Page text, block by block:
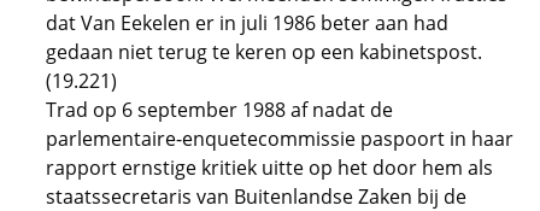
dat Van Eekelen er in juli 1986 beter aan had
gedaan niet terug te keren op een kabinetspost.
(19.221)
Trad op 6 september 1988 af nadat de
parlementaire-enquetecommissie paspoort in haar
rapport ernstige kritiek uitte op het door hem als
staatssecretaris van Buitenlandse Zaken bij de